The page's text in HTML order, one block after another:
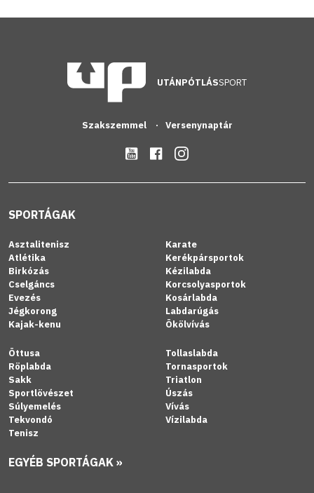
UTÁNPÓTLÁSSPORT
Szakszemmel Versenynaptár
SPORTÁGAK
Asztalitenisz
Atlétika
Birkózás
Cselgáncs
Evezés
Jégkorong
Kajak-kenu
Karate
Kerékpársportok
Kézilabda
Korcsolyasportok
Kosárlabda
Labdarúgás
Ökölvívás
Öttusa
Röplabda
Sakk
Sportlövészet
Súlyemelés
Tekvondó
Tenisz
Tollaslabda
Tornasportok
Triatlon
Úszás
Vívás
Vízilabda
EGYÉB SPORTÁGAK »